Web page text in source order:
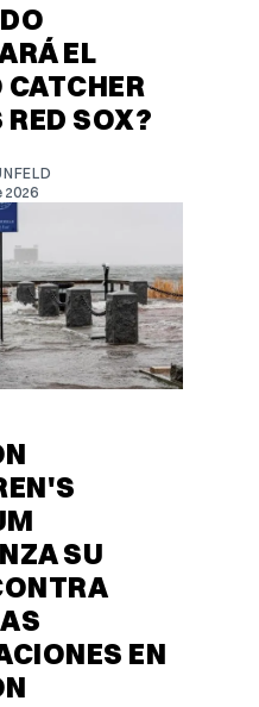
EL
CATCHER
RED SOX?
2026
SU
EN